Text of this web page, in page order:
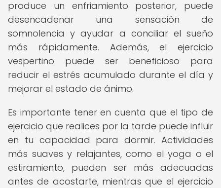
produce un enfriamiento posterior, puede
desencadenar una sensación de
somnolencia y ayudar a conciliar el sueño
más rápidamente. Además, el ejercicio
vespertino puede ser beneficioso para
reducir el estrés acumulado durante el día y
mejorar el estado de ánimo.
Es importante tener en cuenta que el tipo de
ejercicio que realices por la tarde puede influir
en tu capacidad para dormir. Actividades
más suaves y relajantes, como el yoga o el
estiramiento, pueden ser más adecuadas
antes de acostarte, mientras que el ejercicio